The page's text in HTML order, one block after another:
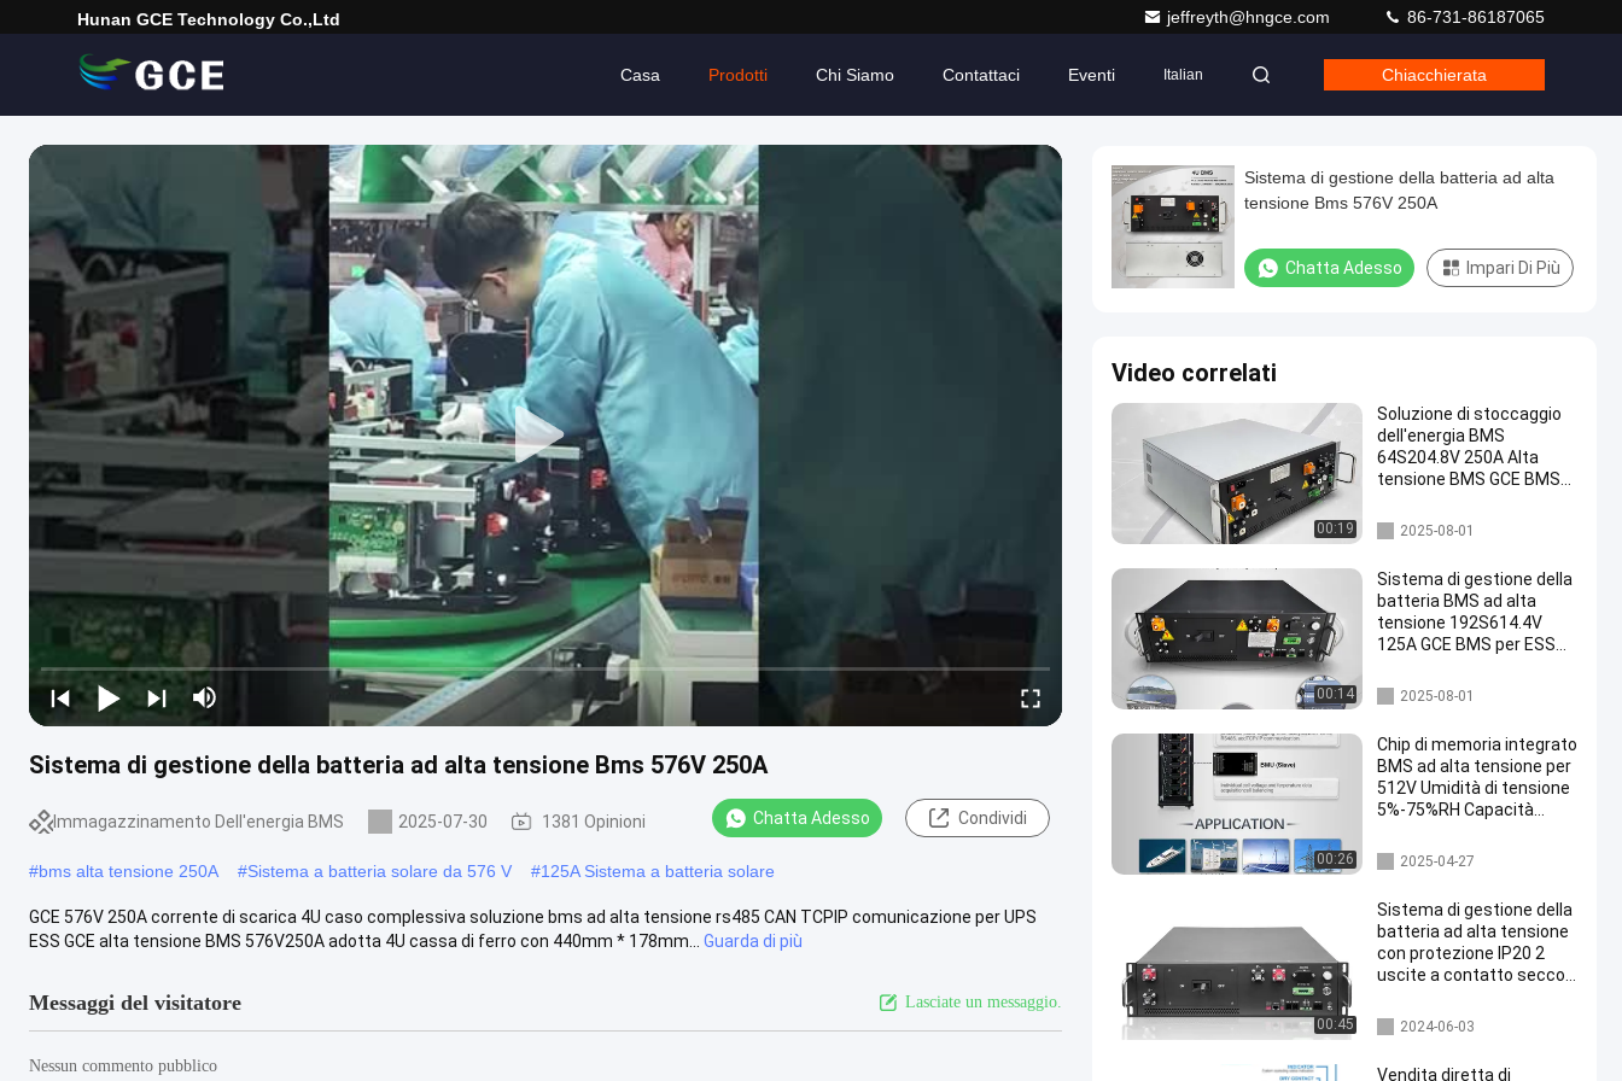
Hunan GCE Technology Co.,Ltd jeffreyth@hngce.com 86-731-86187065
Casa Prodotti Chi Siamo Contattaci Eventi Italian Chiacchierata
Sistema di gestione della batteria ad alta tensione Bms 576V 250A
Immagazzinamento Dell'energia BMS 2025-07-30 1381 Opinioni Chatta Adesso Condividi
#bms alta tensione 250A #Sistema a batteria solare da 576 V #125A Sistema a batteria solare
GCE 576V 250A corrente di scarica 4U caso complessiva soluzione bms ad alta tensione rs485 CAN TCPIP comunicazione per UPS
ESS GCE alta tensione BMS 576V250A adotta 4U cassa di ferro con 440mm * 178mm...
Guarda di più
Messaggi del visitatore Lasciate un messaggio.
Nessun commento pubblico
Sistema di gestione della batteria ad alta
tensione Bms 576V 250A
Chatta Adesso Impari Di Più
Video correlati
00:19
Soluzione di stoccaggio
dell'energia BMS
64S204.8V 250A Alta
tensione BMS GCE BMS
al litio Lifepo4 batteria
Immagazzinamento dell'ener
gia BMS
2025-08-01
00:14
Sistema di gestione della
batteria BMS ad alta
tensione 192S614.4V
125A GCE BMS per ESS
accumulo solare e ESS C
& I
Immagazzinamento dell'ener
gia BMS
2025-08-01
00:26
Chip di memoria integrato
BMS ad alta tensione per
512V Umidità di tensione
5%-75%RH Capacità
bms ad alta tensione
2025-04-27
00:45
Sistema di gestione della
batteria ad alta tensione
con protezione IP20 2
uscite a contatto secco
Immagazzinamento dell'ener
gia BMS
2024-06-03
Vendita diretta di